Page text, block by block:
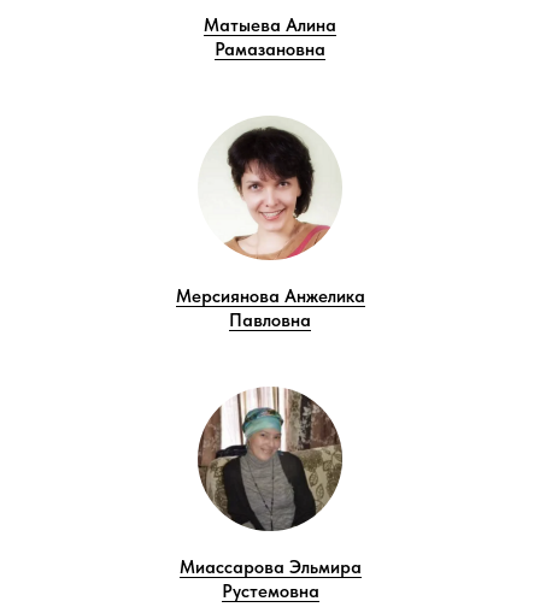
Матыева Алина
Рамазановна
Мерсиянова Анжелика
Павловна
Миассарова Эльмира
Рустемовна